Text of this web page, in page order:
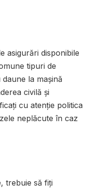
asigurări disponibile
tipuri de
la mașină
civilă și
cu atenție politica
neplăcute în caz
trebuie să fiți